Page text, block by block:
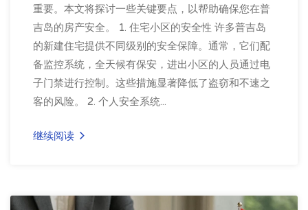
重要。本文将探讨一些关键要点，以帮助确保您在普
吉岛的房产安全。 1. 住宅小区的安全性 许多普吉岛
的新建住宅提供不同级别的安全保障。通常，它们配
备监控系统，全天候有保安，进出小区的人员通过电
子门禁进行控制。这些措施显著降低了盗窃和不速之
客的风险。 2. 个人安全系统...
继续阅读